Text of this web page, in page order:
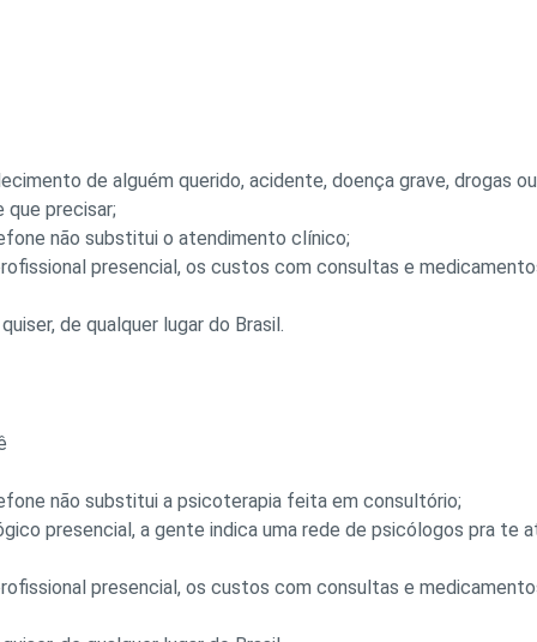
de alguém querido, acidente, doença grave, drogas
que precisar;
não substitui o atendimento clínico;
presencial, os custos com consultas e
de qualquer lugar do Brasil.
não substitui a psicoterapia feita em consultório;
presencial, a gente indica uma rede de psicólogos pra te
presencial, os custos com consultas e